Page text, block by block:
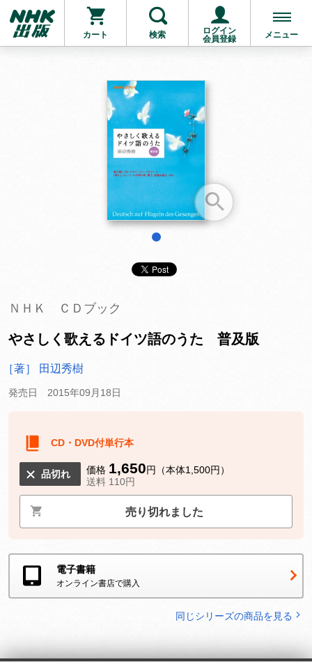
カート 検索
ログイン
会員登録
メニュー
お支払いに進む
他にも商品を買う
ＮＨＫ ＣＤブック
やさしく歌えるドイツ語のうた 普及版
［著］ 田辺秀樹
発売日 2015年09月18日
CD・DVD付単行本
品切れ 価格 1,650円（本体1,500円）
送料 110円
売り切れました
電子書籍
オンライン書店で購入
同じシリーズの商品を見る